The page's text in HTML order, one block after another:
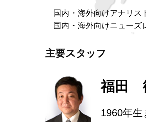
国内・海外向けアナリス
国内・海外向けニューズ
主要スタッフ
福田
1960年